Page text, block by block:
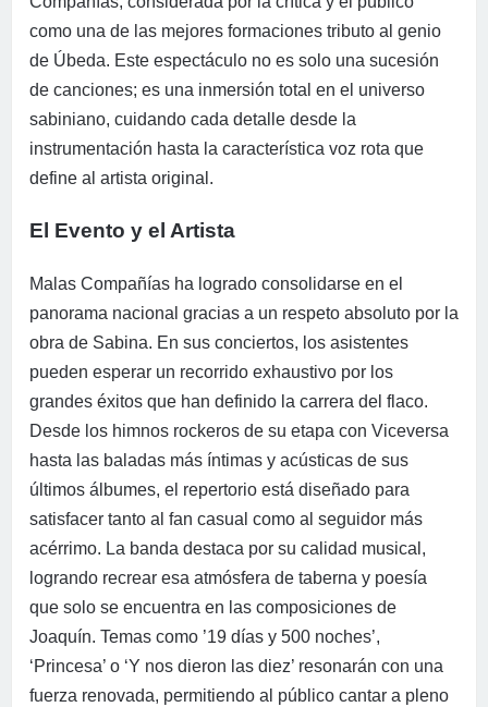
como una de las mejores formaciones tributo al genio
de Úbeda. Este espectáculo no es solo una sucesión
de canciones; es una inmersión total en el universo
sabiniano, cuidando cada detalle desde la
instrumentación hasta la característica voz rota que
define al artista original.
El Evento y el Artista
Malas Compañías ha logrado consolidarse en el
panorama nacional gracias a un respeto absoluto por la
obra de Sabina. En sus conciertos, los asistentes
pueden esperar un recorrido exhaustivo por los
grandes éxitos que han definido la carrera del flaco.
Desde los himnos rockeros de su etapa con Viceversa
hasta las baladas más íntimas y acústicas de sus
últimos álbumes, el repertorio está diseñado para
satisfacer tanto al fan casual como al seguidor más
acérrimo. La banda destaca por su calidad musical,
logrando recrear esa atmósfera de taberna y poesía
que solo se encuentra en las composiciones de
Joaquín. Temas como ’19 días y 500 noches’,
‘Princesa’ o ‘Y nos dieron las diez’ resonarán con una
fuerza renovada, permitiendo al público cantar a pleno